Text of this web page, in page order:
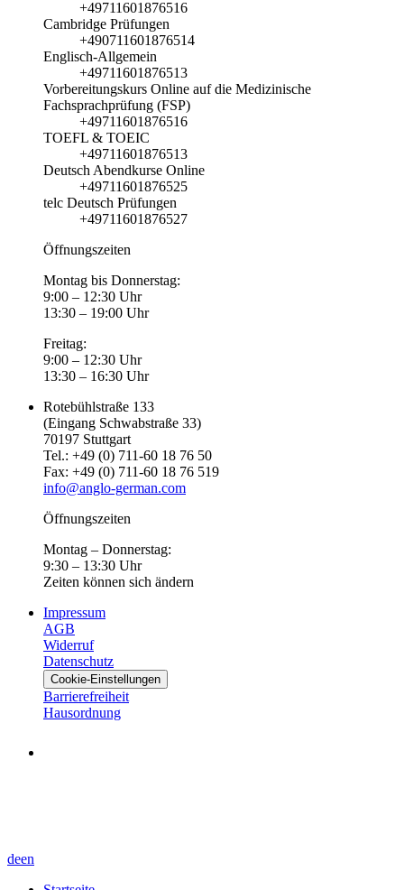
+49711601876516
Cambridge Prüfungen
+490711601876514
Englisch-Allgemein
+49711601876513
Vorbereitungskurs Online auf die Medizinische
Fachsprachprüfung (FSP)
+49711601876516
TOEFL & TOEIC
+49711601876513
Deutsch Abendkurse Online
+49711601876525
telc Deutsch Prüfungen
+49711601876527
Öffnungszeiten
Montag bis Donnerstag:
9:00 – 12:30 Uhr
13:30 – 19:00 Uhr
Freitag:
9:00 – 12:30 Uhr
13:30 – 16:30 Uhr
Rotebühlstraße 133
(Eingang Schwabstraße 33)
70197 Stuttgart
Tel.: +49 (0) 711-60 18 76 50
Fax: +49 (0) 711-60 18 76 519
info@anglo-german.com
Öffnungszeiten
Montag – Donnerstag:
9:30 – 13:30 Uhr
Zeiten können sich ändern
Impressum
AGB
Widerruf
Datenschutz
Cookie-Einstellungen
Barrierefreiheit
Hausordnung
deen